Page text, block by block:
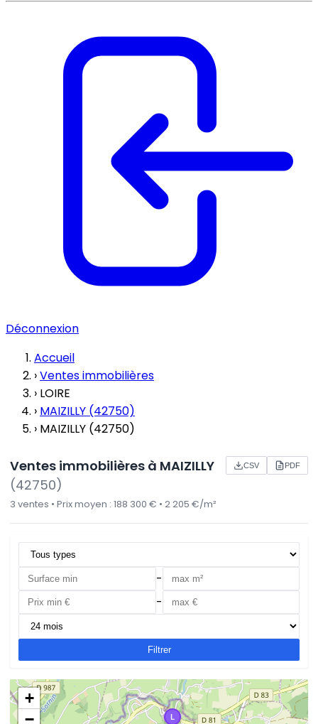
Déconnexion
Accueil
›Ventes immobilières
› LOIRE
› MAIZILLY (42750)
› MAIZILLY (42750)
Ventes immobilières à MAIZILLY
(42750)
3 ventes • Prix moyen : 188 300 € • 2 205 €/m²
CSV PDF
-
-
Filtrer
L
+
−